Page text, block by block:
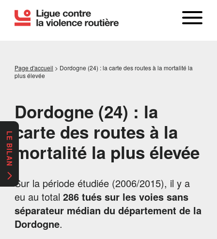
Page d'accueil > Dordogne (24) : la carte des routes à la mortalité la
plus élevée
Dordogne (24) : la
carte des routes à la
mortalité la plus élevée
Sur la période étudiée (2006/2015), il y a
eu au total 286 tués sur les voies sans
séparateur médian du département de la
Dordogne.
LE BILAN